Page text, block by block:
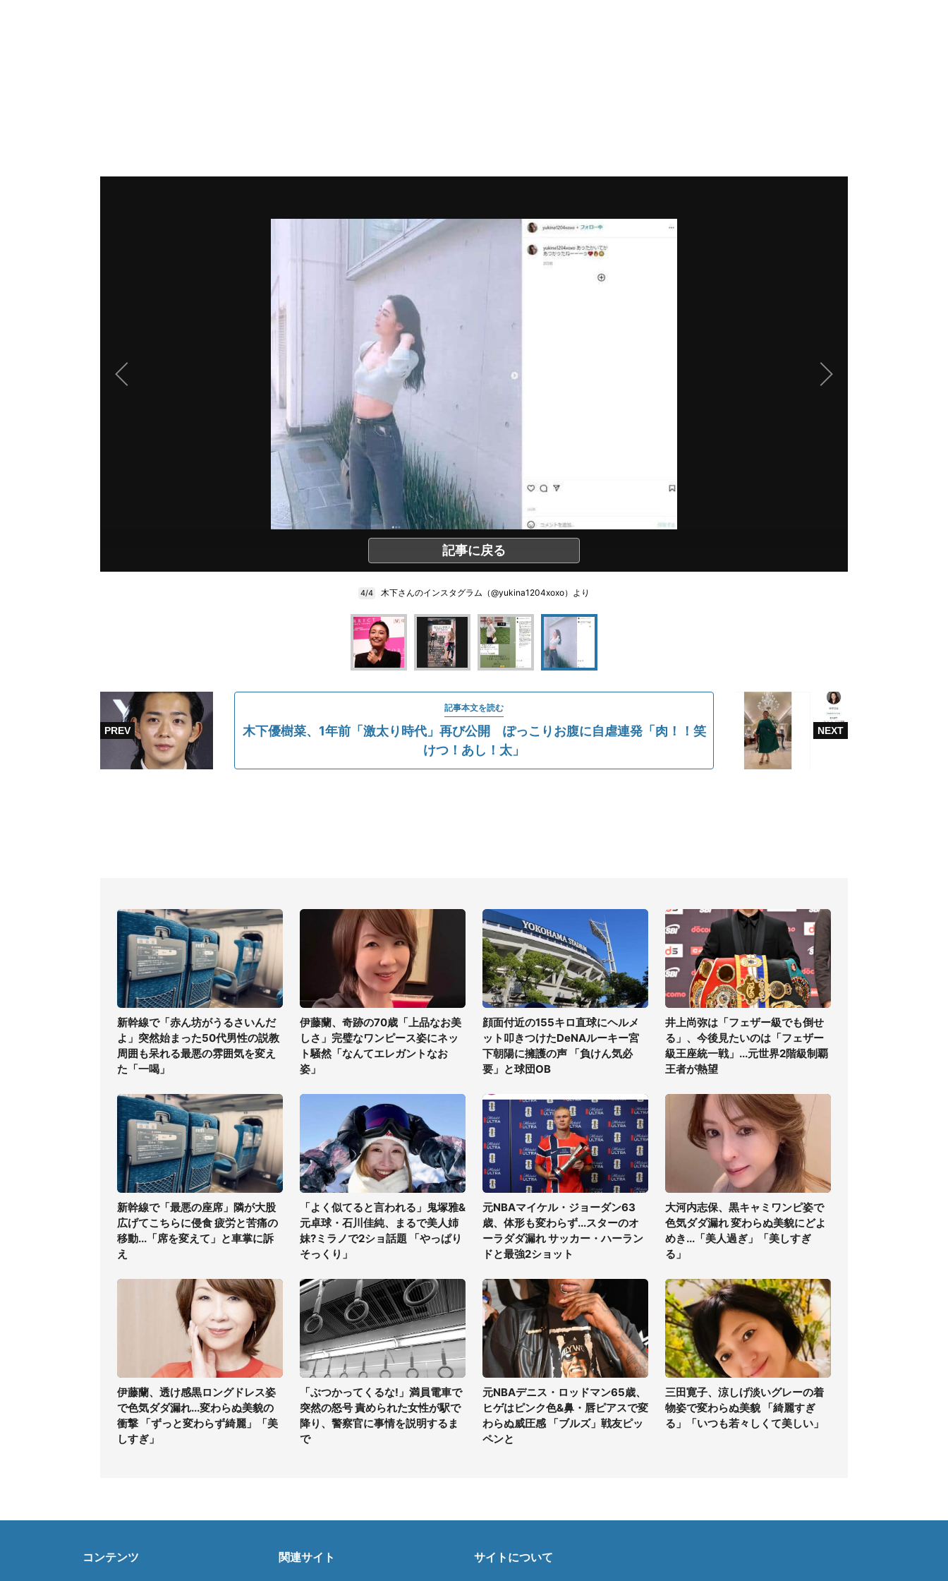
記事に戻る
4/4 木下さんのインスタグラム（@yukina1204xoxo）より
記事本文を読む
木下優樹菜、1年前「激太り時代」再び公開 ぽっこりお腹に自虐連発「肉！！笑
けつ！あし！太」
新幹線で「赤ん坊がうるさいんだ
よ」突然始まった50代男性の説教
周囲も呆れる最悪の雰囲気を変え
た「一喝」
伊藤蘭、奇跡の70歳「上品なお美
しさ」完璧なワンピース姿にネッ
ト騒然「なんてエレガントなお
姿」
顔面付近の155キロ直球にヘルメ
ット叩きつけたDeNAルーキー宮
下朝陽に擁護の声 「負けん気必
要」と球団OB
井上尚弥は「フェザー級でも倒せ
る」、今後見たいのは「フェザー
級王座統一戦」...元世界2階級制覇
王者が熱望
新幹線で「最悪の座席」隣が大股
広げてこちらに侵食 疲労と苦痛の
移動...「席を変えて」と車掌に訴
え
「よく似てると言われる」鬼塚雅&
元卓球・石川佳純、まるで美人姉
妹?ミラノで2ショ話題 「やっぱり
そっくり」
元NBAマイケル・ジョーダン63
歳、体形も変わらず...スターのオ
ーラダダ漏れ サッカー・ハーラン
ドと最強2ショット
大河内志保、黒キャミワンピ姿で
色気ダダ漏れ 変わらぬ美貌にどよ
めき...「美人過ぎ」「美しすぎ
る」
伊藤蘭、透け感黒ロングドレス姿
で色気ダダ漏れ...変わらぬ美貌の
衝撃 「ずっと変わらず綺麗」「美
しすぎ」
「ぶつかってくるな!」満員電車で
突然の怒号 責められた女性が駅で
降り、警察官に事情を説明するま
で
元NBAデニス・ロッドマン65歳、
ヒゲはピンク色&鼻・唇ピアスで変
わらぬ威圧感 「ブルズ」戦友ピッ
ペンと
三田寛子、涼しげ淡いグレーの着
物姿で変わらぬ美貌 「綺麗すぎ
る」「いつも若々しくて美しい」
コンテンツ 関連サイト サイトについて